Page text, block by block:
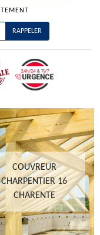
COUVREUR
CHARPENTIER 16
CHARENTE